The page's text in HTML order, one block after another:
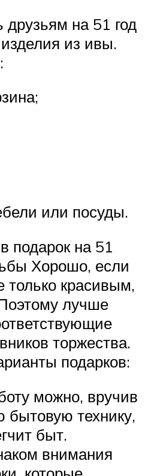
на 51 год
из ивы.
или посуды.
подарок на 51
Хорошо, если
только красивым,
лучше
торжества.
подарков:
можно, вручив
бытовую технику,
быт.
внимания